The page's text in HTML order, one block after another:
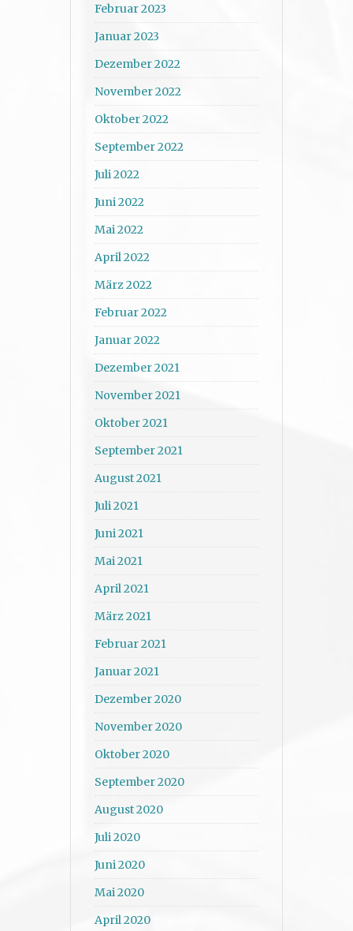
Februar 2023
Januar 2023
Dezember 2022
November 2022
Oktober 2022
September 2022
Juli 2022
Juni 2022
Mai 2022
April 2022
März 2022
Februar 2022
Januar 2022
Dezember 2021
November 2021
Oktober 2021
September 2021
August 2021
Juli 2021
Juni 2021
Mai 2021
April 2021
März 2021
Februar 2021
Januar 2021
Dezember 2020
November 2020
Oktober 2020
September 2020
August 2020
Juli 2020
Juni 2020
Mai 2020
April 2020